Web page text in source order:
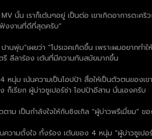
นั้น เราก็เต้นๆอยู่ เป็นต่อ เขาเกิดอาการตะค
งงานที่ดีที่สุดครับ”
านพุ่ม”เผยว่า “โปรเจคเกิดขึ้น เพราะผมอยากท
ลีลาร้อง เต้นที่มีความทันสมัยมากขึ้น
หนุ่ม เน้นความเป็นโอปป้า สื่อให้เป็นตัวตนของ
ก็เรียก ผู้บ่าวซูเปอร์ซ่า โอปป้าอีสาน นั่นเองครับ
าม เป็นกำลังใจให้กับซิงเกิล “ผู้บ่าวพรีเมี่ยม”
นความตั้งใจ ทั้งร้อง เต้นของ 4 หนุ่ม “ผู้บ่าวซูเ